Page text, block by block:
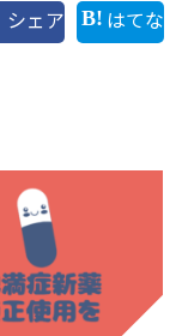
シェア はてな